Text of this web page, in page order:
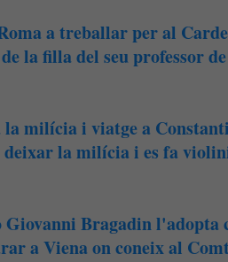
a treballar per al
la filla del seu professor
la milícia i viatge a
deixar la milícia i es fa
Giovanni Bragadin
a Viena on coneix al